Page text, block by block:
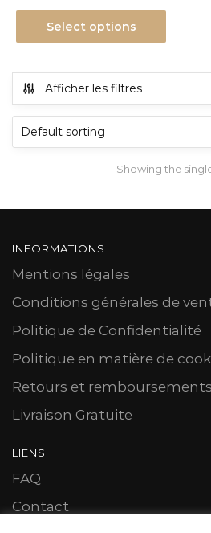
Select options
Afficher les filtres
Showing the
INFORMATIONS
Mentions légales
Conditions générales de
Politique de Confidentialité
Politique en matière de
Retours et remboursements
Livraison Gratuite
LIENS
FAQ
Contact